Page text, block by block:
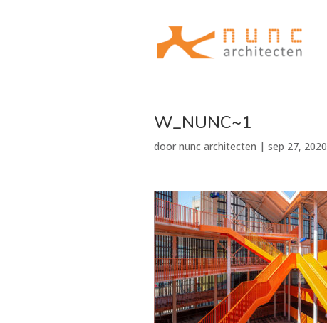
W_NUNC~1
door nunc architecten | sep 27, 2020